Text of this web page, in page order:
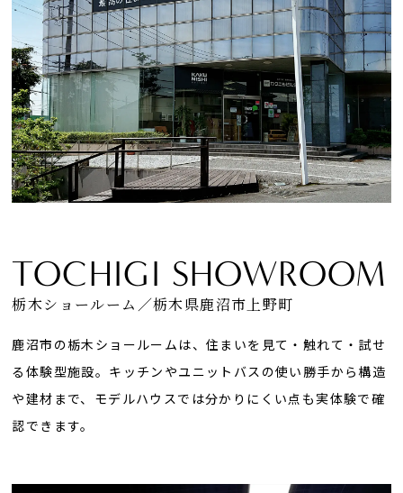
TOCHIGI SHOWROOM
栃木ショールーム／栃木県鹿沼市上野町
鹿沼市の栃木ショールームは、住まいを見て・触れて・試せ
る体験型施設。キッチンやユニットバスの使い勝手から構造
や建材まで、モデルハウスでは分かりにくい点も実体験で確
認できます。